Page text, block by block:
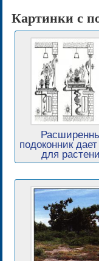
Картинки с
подоконник
для